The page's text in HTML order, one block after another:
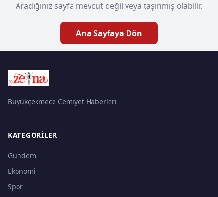
Aradığınız sayfa mevcut değil veya taşınmış olabilir.
Ana Sayfaya Dön
Büyükçekmece Cemiyet Haberleri
KATEGORILER
Gündem
Ekonomi
Spor